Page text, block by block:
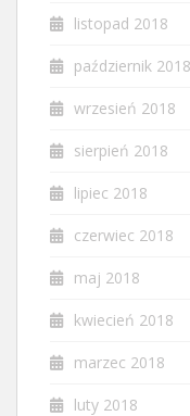
listopad 2018
październik 2018
wrzesień 2018
sierpień 2018
lipiec 2018
czerwiec 2018
maj 2018
kwiecień 2018
marzec 2018
luty 2018